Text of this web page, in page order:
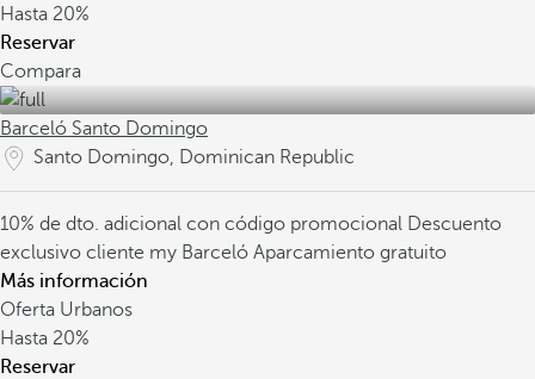
Hasta 20%
Reservar
Compara
Barceló Santo Domingo
Santo Domingo, Dominican Republic
10% de dto. adicional con código promocional Descuento
exclusivo cliente my Barceló Aparcamiento gratuito
Más información
Oferta Urbanos
Hasta 20%
Reservar